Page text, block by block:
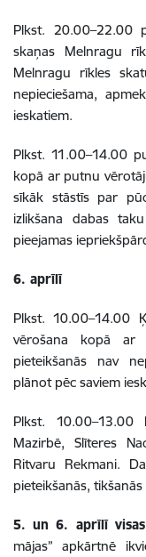
Plkst. 20.00–22.00
skaņas Melnragu
Melnragu rīkles
nepieciešama,
ieskatiem.
Plkst. 11.00–14.00
kopā ar putnu
sīkāk stāstīs par
izlikšana dabas
pieejamas
6. aprīlī
Plkst. 10.00–14.00
vērošana kopā ar
pieteikšanās nav
plānot pēc saviem
Plkst. 10.00–13.00
Mazirbē, Slīteres
Ritvaru Rekmani.
pieteikšanās, tikšanās
5. un 6. aprīlī
mājas” apkārtnē